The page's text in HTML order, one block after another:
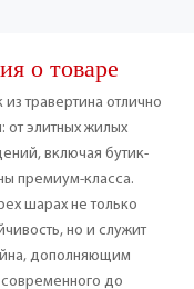
о товаре
травертина отлично
от элитных жилых
включая бутик-
премиум-класса.
шарах не только
но и служит
дополняющим
до